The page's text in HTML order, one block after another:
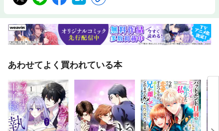
あわせてよく買われている本